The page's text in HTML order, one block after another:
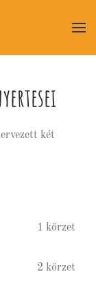
két
1 körzet
2 körzet